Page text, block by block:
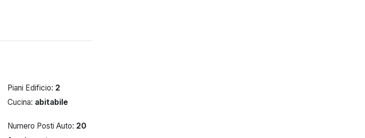
Piani Edificio: 2
Cucina: abitabile
Numero Posti Auto: 20